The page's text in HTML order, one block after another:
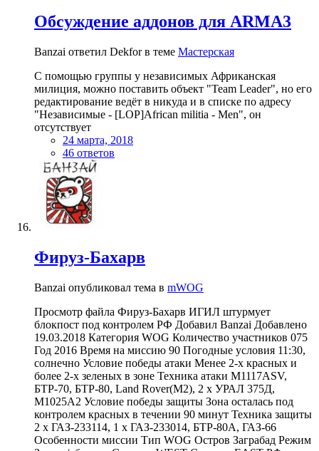
Обсуждение аддонов для ARMA3
Banzai ответил Dekfor в теме Мастерская
С помощью группы у независимых Африканская
милиция, можно поставить объект "Team Leader", но его
редактирование ведёт в никуда и в списке по адресу
"Независимые - [LOP]African militia - Men", он
отсутствует
24 марта, 2018
46 ответов
Фируз-Бахарв
Banzai опубликовал тема в mWOG
Просмотр файла Фируз-Бахарв ИГИЛ штурмует
блокпост под контролем РФ Добавил Banzai Добавлено
19.03.2018 Категория WOG Количество участников 075
Год 2016 Время на миссию 90 Погодные условия 11:30,
солнечно Условие победы атаки Менее 2-х красных и
более 2-х зеленых в зоне Техника атаки M1117ASV,
БТР-70, БТР-80, Land Rover(M2), 2 х УРАЛ 375Д,
M1025A2 Условие победы защиты Зона осталась под
контролем красных в течении 90 минут Техника защиты
2 х ГАЗ-233114, 1 х ГАЗ-233014, БТР-80А, ГАЗ-66
Особенности миссии Тип WOG Остров Заграбад Режим